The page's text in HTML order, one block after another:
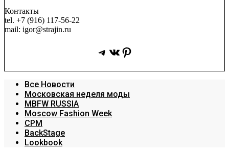
Контакты
tel. +7 (916) 117-56-22
mail: igor@strajin.ru
Telegram
ВКонтакте
Pinterest
Все Новости
Московская неделя моды
MBFW RUSSIA
Moscow Fashion Week
CPM
BackStage
Lookbook